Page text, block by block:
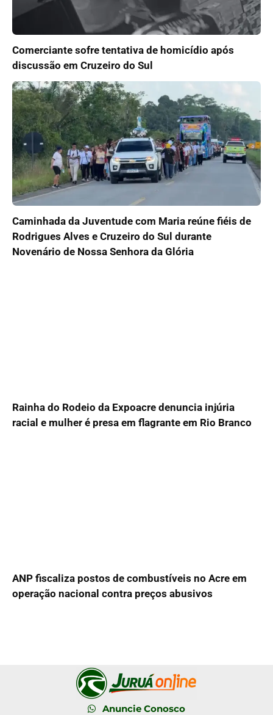
Comerciante sofre tentativa de homicídio após
discussão em Cruzeiro do Sul
Caminhada da Juventude com Maria reúne fiéis de
Rodrigues Alves e Cruzeiro do Sul durante
Novenário de Nossa Senhora da Glória
Rainha do Rodeio da Expoacre denuncia injúria
racial e mulher é presa em flagrante em Rio Branco
ANP fiscaliza postos de combustíveis no Acre em
operação nacional contra preços abusivos
Anuncie Conosco